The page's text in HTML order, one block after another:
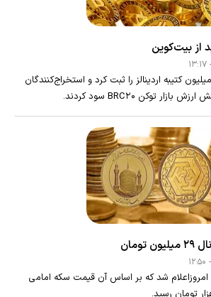
از بیت‌کوین
بیت‌کوین بیش از ۱۲ میلیون کتیبه اردینالز را ثبت کرد و استخراج‌کنندگان
شد که بر اساس آن قیمت سکه امامی